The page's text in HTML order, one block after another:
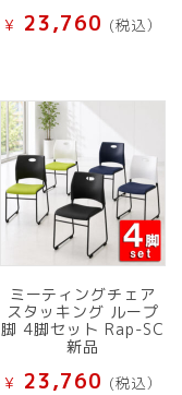
¥ 23,760 (税込）
ミーティングチェア
スタッキング ループ
脚 4脚セット Rap-SC
新品
¥ 23,760 (税込）